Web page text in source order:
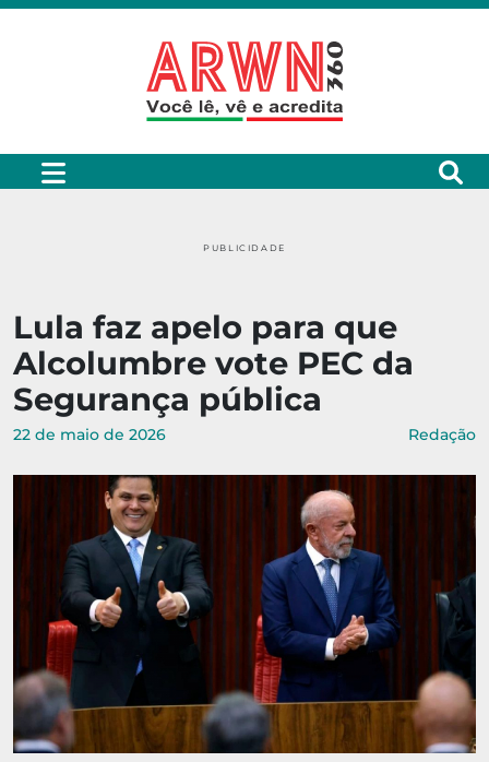
PUBLICIDADE
Lula faz apelo para que
Alcolumbre vote PEC da
Segurança pública
22 de maio de 2026 Redação